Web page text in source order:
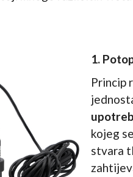
1.
Princip
kojeg
stvara